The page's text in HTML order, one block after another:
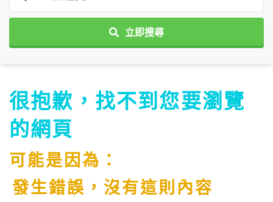
立即搜尋
很抱歉，找不到您要瀏覽
的網頁
可能是因為：
發生錯誤，沒有這則內容